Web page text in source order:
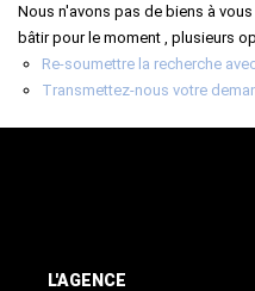
NOS
Créer une alerte
Nous n'avons pas de biens à
bâtir pour le moment , plusieurs
Re-soumettre la recherche
Transmettez-nous votre
L'AGENCE